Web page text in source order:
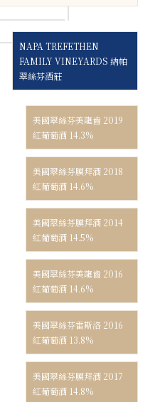
NAPA TREFETHEN
FAMILY VINEYARDS 納帕
翠絲芬酒莊
美國翠絲芬美龍齒 2019
紅葡萄酒 14.3%
美國翠絲芬膜拜酒 2018
紅葡萄酒 14.6%
美國翠絲芬膜拜酒 2014
紅葡萄酒 14.5%
美國翠絲芬美龍齒 2016
紅葡萄酒 14.6%
美國翠絲芬雷斯洛 2016
紅葡萄酒 13.8%
美國翠絲芬膜拜酒 2017
紅葡萄酒 14.8%